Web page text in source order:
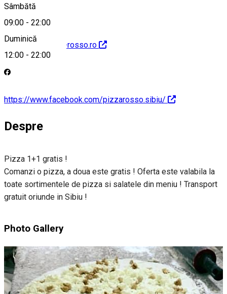
Sâmbătă
09:00 - 22:00
Duminică
12:00 - 22:00
http://www.pizza-rosso.ro
https://www.facebook.com/pizzarosso.sibiu/
Despre
Pizza 1+1 gratis !
Comanzi o pizza, a doua este gratis ! Oferta este valabila la
toate sortimentele de pizza si salatele din meniu ! Transport
gratuit oriunde in Sibiu !
Photo Gallery